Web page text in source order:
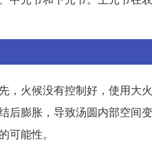
，火候没有控制好，使用大
后膨胀，导致汤圆内部空间
能性。